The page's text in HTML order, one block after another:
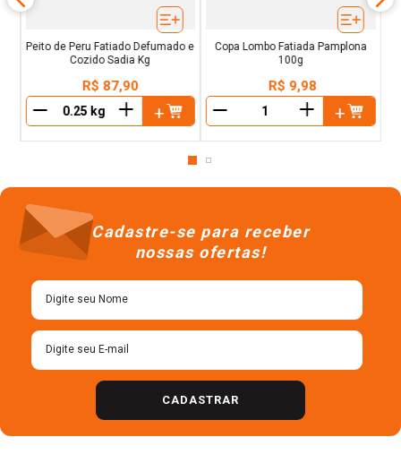
Peito de Peru Fatiado Defumado e
Cozido Sadia Kg
R$ 87,90
＋
Copa Lombo Fatiada Pamplona
100g
R$ 9,98
＋
Cadastre-se para receber
nossas ofertas!
CADASTRAR